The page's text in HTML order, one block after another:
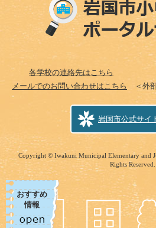
各学校の連絡先はこちら
メールでのお問い合わせはこちら
＜外
岩国市公式サイ
Copyright © Iwakuni Municipal Elementary and
Rights Reserved.
おすすめ
情報